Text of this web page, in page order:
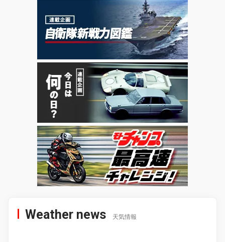
Weather news 天気情報